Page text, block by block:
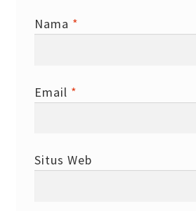
Nama *
Email *
Situs Web